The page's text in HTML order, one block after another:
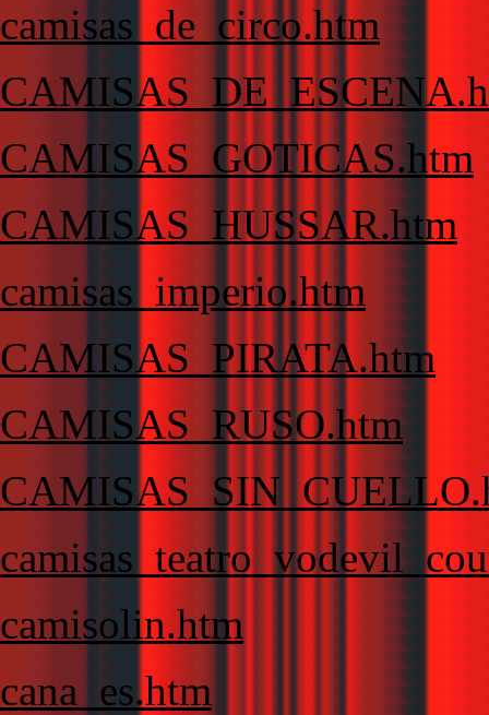
camisas_de_circo.htm
CAMISAS_GOTICAS.htm
CAMISAS_HUSSAR.htm
camisas_imperio.htm
CAMISAS_PIRATA.htm
CAMISAS_RUSO.htm
camisolin.htm
cana_es.htm